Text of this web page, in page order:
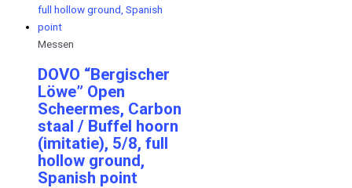
Messen
DOVO “Bergischer
Löwe” Open
Scheermes, Carbon
staal / Buffel hoorn
(imitatie), 5/8, full
hollow ground,
Spanish point